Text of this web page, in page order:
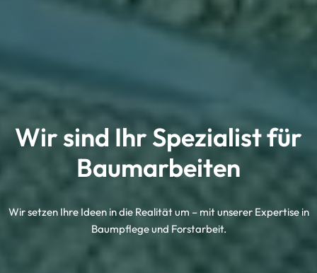
Wir sind Ihr Spezialist für
Baumarbeiten
Wir setzen Ihre Ideen in die Realität um – mit unserer Expertise in
Baumpflege und Forstarbeit.